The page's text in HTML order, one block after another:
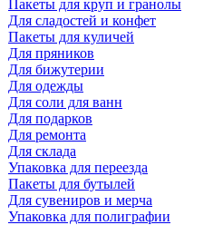
Пакеты для круп и гранолы
Для сладостей и конфет
Пакеты для куличей
Для пряников
Для бижутерии
Для одежды
Для соли для ванн
Для подарков
Для ремонта
Для склада
Упаковка для переезда
Пакеты для бутылей
Для сувениров и мерча
Упаковка для полиграфии